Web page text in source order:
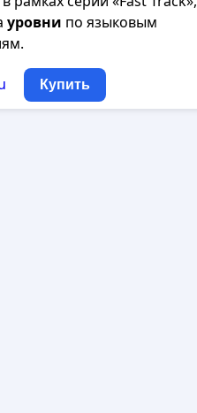
уровни по языковым
Купить